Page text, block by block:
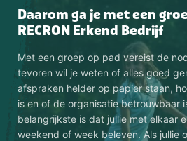
Daarom ga je met een
RECRON Erkend Bedrijf
Met een groep op pad vereist de
tevoren wil je weten of alles goed
afspraken helder op papier staan,
is en of de organisatie betrouwbaar
belangrijkste is dat jullie met elkaar
weekend of week beleven. Als jullie